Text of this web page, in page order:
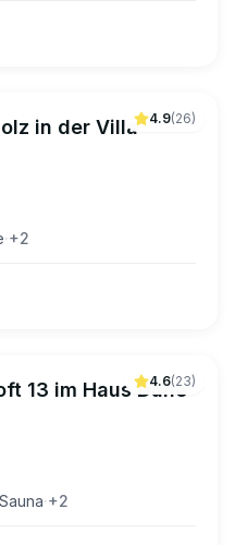
4.9(26)
in der Villa
·+2
4.6(23)
13 im Haus Düne
·+2